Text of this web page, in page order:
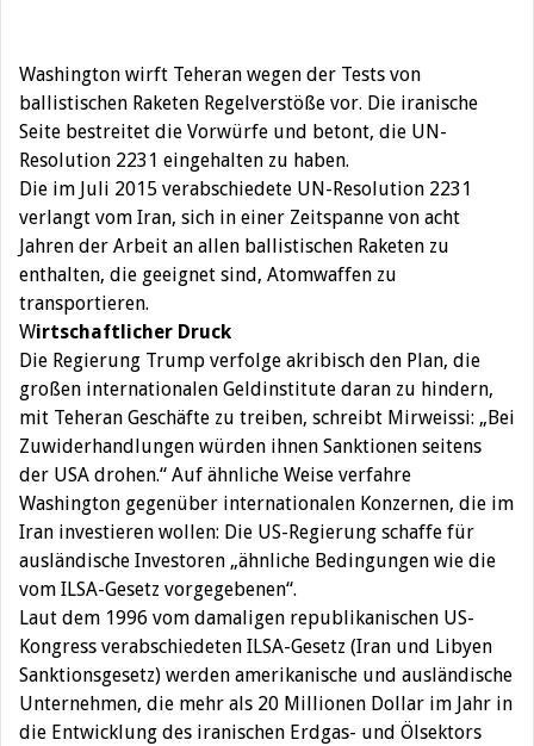
Washington wirft Teheran wegen der Tests von
ballistischen Raketen Regelverstöße vor. Die iranische
Seite bestreitet die Vorwürfe und betont, die UN-
Resolution 2231 eingehalten zu haben.
Die im Juli 2015 verabschiedete UN-Resolution 2231
verlangt vom Iran, sich in einer Zeitspanne von acht
Jahren der Arbeit an allen ballistischen Raketen zu
enthalten, die geeignet sind, Atomwaffen zu
transportieren.
Wirtschaftlicher Druck
Die Regierung Trump verfolge akribisch den Plan, die
großen internationalen Geldinstitute daran zu hindern,
mit Teheran Geschäfte zu treiben, schreibt Mirweissi: „Bei
Zuwiderhandlungen würden ihnen Sanktionen seitens
der USA drohen.“ Auf ähnliche Weise verfahre
Washington gegenüber internationalen Konzernen, die im
Iran investieren wollen: Die US-Regierung schaffe für
ausländische Investoren „ähnliche Bedingungen wie die
vom ILSA-Gesetz vorgegebenen“.
Laut dem 1996 vom damaligen republikanischen US-
Kongress verabschiedeten ILSA-Gesetz (Iran und Libyen
Sanktionsgesetz) werden amerikanische und ausländische
Unternehmen, die mehr als 20 Millionen Dollar im Jahr in
die Entwicklung des iranischen Erdgas- und Ölsektors